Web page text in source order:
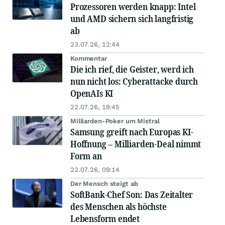
Prozessoren werden knapp: Intel
und AMD sichern sich langfristig
ab
23.07.26, 12:44
Kommentar
Die ich rief, die Geister, werd ich
nun nicht los: Cyberattacke durch
OpenAIs KI
22.07.26, 19:45
Milliarden-Poker um Mistral
Samsung greift nach Europas KI-
Hoffnung – Milliarden-Deal nimmt
Form an
22.07.26, 09:14
Der Mensch steigt ab
SoftBank-Chef Son: Das Zeitalter
des Menschen als höchste
Lebensform endet